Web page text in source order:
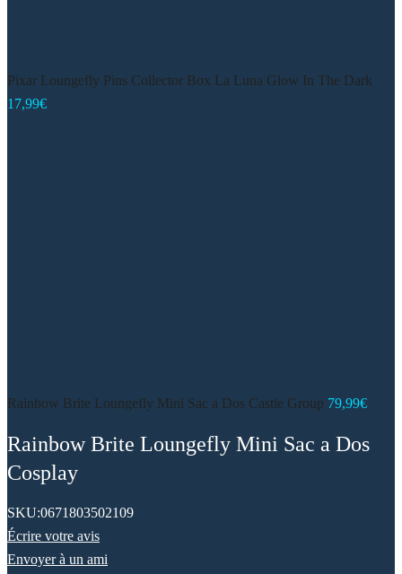
Pixar Loungefly Pins Collector Box La Luna Glow In The Dark
17,99€
Rainbow Brite Loungefly Mini Sac a Dos Castle Group 79,99€
Rainbow Brite Loungefly Mini Sac a Dos
Cosplay
SKU:0671803502109
Écrire votre avis
Envoyer à un ami